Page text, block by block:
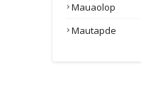
Mauaolop
Mautapde